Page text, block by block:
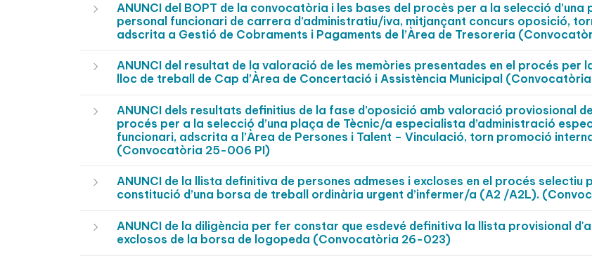
ANUNCI del BOPT de la convocatòria i les bases del procès per a la selecció d’una
personal funcionari de carrera d’administratiu/iva, mitjançant concurs oposició,
adscrita a Gestió de Cobraments i Pagaments de l’Àrea de Tresoreria
ANUNCI del resultat de la valoració de les memòries presentades en el procés per
lloc de treball de Cap d’Àrea de Concertació i Assistència Municipal
ANUNCI dels resultats definitius de la fase d’oposició amb valoració proviosional
procés per a la selecció d’una plaça de Tècnic/a especialista d’administració
funcionari, adscrita a l’Àrea de Persones i Talent – Vinculació, torn promoció
(Convocatòria 25-006 PI)
ANUNCI de la llista definitiva de persones admeses i excloses en el procés selectiu
constitució d’una borsa de treball ordinària urgent d’infermer/a (A2 /A2L).
ANUNCI de la diligència per fer constar que esdevé definitiva la llista provisional
exclosos de la borsa de logopeda (Convocatòria 26-023)